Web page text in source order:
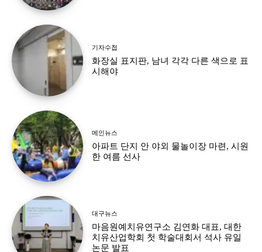
기자수첩
화장실 표지판, 남녀 각각 다른 색으로 표
시해야
메인뉴스
아파트 단지 안 야외 물놀이장 마련, 시원
한 여름 선사
대구뉴스
마음원예치유연구소 김연화 대표, 대한
치유산업학회 첫 학술대회서 석사 유일
논문 발표